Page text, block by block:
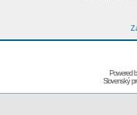
Powered
Slovenský